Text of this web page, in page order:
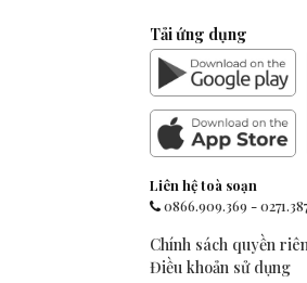
Tải ứng dụng
Liên hệ toà soạn
0866.909.369-
Chính sách quyền
Điều khoản sử dụng